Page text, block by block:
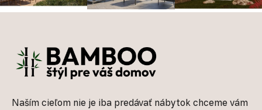
Naším cieľom nie je iba predávať nábytok chceme vám